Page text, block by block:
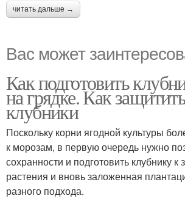
читать дальше →
Вас может
Как подготовить
на грядке. Как
клубники
Поскольку корни ягодной культуры
к морозам, в первую очередь нужно
сохранности и подготовить клубнику
растения и вновь заложенная
разного подхода.